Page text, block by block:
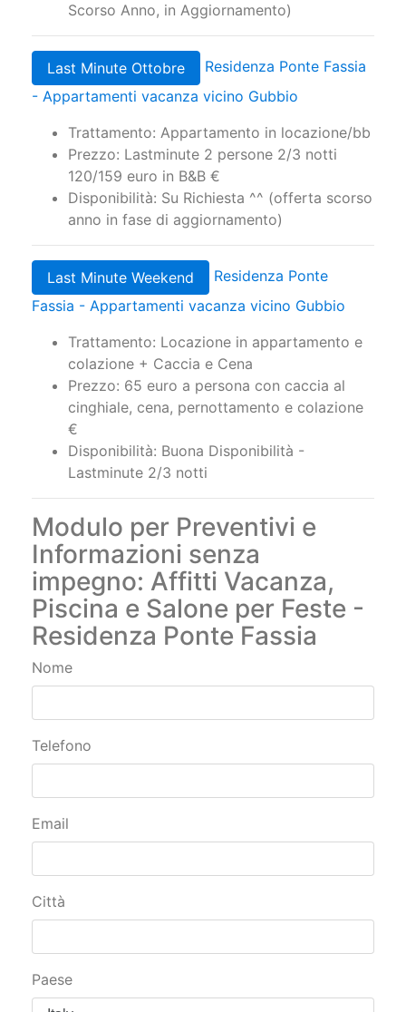
Scorso Anno, in Aggiornamento)
Last Minute Ottobre
Residenza Ponte Fassia
- Appartamenti vacanza vicino Gubbio
Trattamento: Appartamento in locazione/bb
Prezzo: Lastminute 2 persone 2/3 notti
120/159 euro in B&B €
Disponibilità: Su Richiesta ^^ (offerta scorso
anno in fase di aggiornamento)
Last Minute Weekend
Residenza Ponte
Fassia - Appartamenti vacanza vicino Gubbio
Trattamento: Locazione in appartamento e
colazione + Caccia e Cena
Prezzo: 65 euro a persona con caccia al
cinghiale, cena, pernottamento e colazione
€
Disponibilità: Buona Disponibilità -
Lastminute 2/3 notti
Modulo per Preventivi e
Informazioni senza
impegno: Affitti Vacanza,
Piscina e Salone per Feste -
Residenza Ponte Fassia
Nome
Telefono
Email
Città
Paese